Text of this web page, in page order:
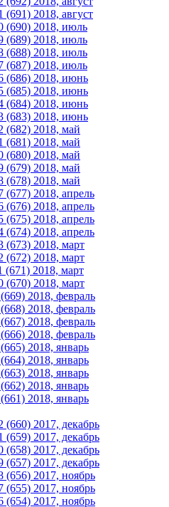
2018, август
(690) 2018, июль
(689) 2018, июль
(688) 2018, июль
(687) 2018, июль
(686) 2018, июнь
(685) 2018, июнь
(684) 2018, июнь
(683) 2018, июнь
(682) 2018, май
(681) 2018, май
(680) 2018, май
(679) 2018, май
(678) 2018, май
2018, апрель
2018, апрель
2018, апрель
2018, апрель
(673) 2018, март
(672) 2018, март
(671) 2018, март
(670) 2018, март
2018, февраль
2018, февраль
2018, февраль
2018, февраль
2018, январь
2018, январь
2018, январь
2018, январь
2018, январь
2017, декабрь
2017, декабрь
2017, декабрь
2017, декабрь
2017, ноябрь
2017, ноябрь
2017, ноябрь